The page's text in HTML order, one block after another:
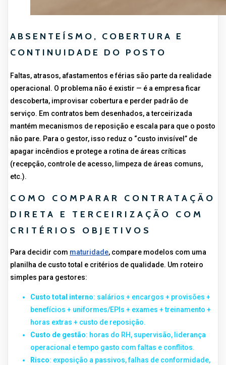
ABSENTEÍSMO, COBERTURA E
CONTINUIDADE DO POSTO
Faltas, atrasos, afastamentos e férias são parte da realidade
operacional. O problema não é existir — é a empresa ficar
descoberta, improvisar cobertura e perder padrão de
serviço. Em contratos bem desenhados, a terceirizada
mantém mecanismos de reposição e escala para que o posto
não pare. Para o gestor, isso reduz o “custo invisível” de
apagar incêndios e protege a rotina de áreas críticas
(recepção, controle de acesso, limpeza de áreas comuns,
etc.).
COMO COMPARAR CONTRATAÇÃO
DIRETA E TERCEIRIZAÇÃO COM
CRITÉRIOS OBJETIVOS
Para decidir com maturidade, compare modelos com uma
planilha de custo total e critérios de qualidade. Um roteiro
simples para gestores:
Custo total interno: salários + encargos + provisões +
benefícios + uniformes/EPIs + exames + treinamento +
horas extras + custo de reposição.
Custo de gestão: horas do RH, supervisão, liderança
operacional e tempo gasto com faltas e conflitos.
Risco: exposição a passivos, falhas de conformidade,